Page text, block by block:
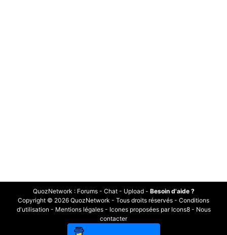
QuozNetwork : Forums- Chat- Upload- Besoin d'aide ?
Copyright © 2026 QuozNetwork - Tous droits réservés - Conditions
d'utilisation - Mentions légales- Icones proposées par Icons8- Nous
contacter